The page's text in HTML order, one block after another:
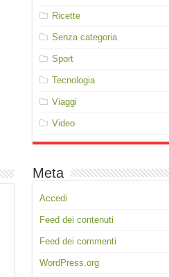
Ricette
Senza categoria
Sport
Tecnologia
Viaggi
Video
Meta
Accedi
Feed dei contenuti
Feed dei commenti
WordPress.org